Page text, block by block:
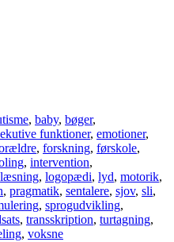
, baby, bøger,
funktioner, emotioner,
, forskning, førskole,
, intervention,
læsning, logopædi, lyd, motorik,
, pragmatik, sentalere, sjov, sli,
, sprogudvikling,
, transskription, turtagning,
, voksne